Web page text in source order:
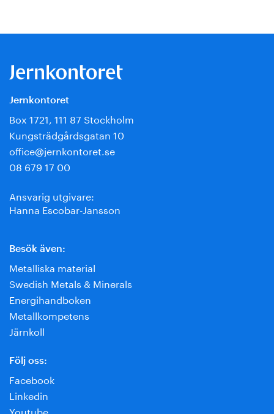
Jernkontoret
Box 1721, 111 87 Stockholm
Kungsträdgårdsgatan 10
office@jernkontoret.se
08 679 17 00
Ansvarig utgivare:
Hanna Escobar-Jansson
Besök även:
Metalliska material
Swedish Metals & Minerals
Energihandboken
Metallkompetens
Järnkoll
Följ oss:
Facebook
Linkedin
Youtube